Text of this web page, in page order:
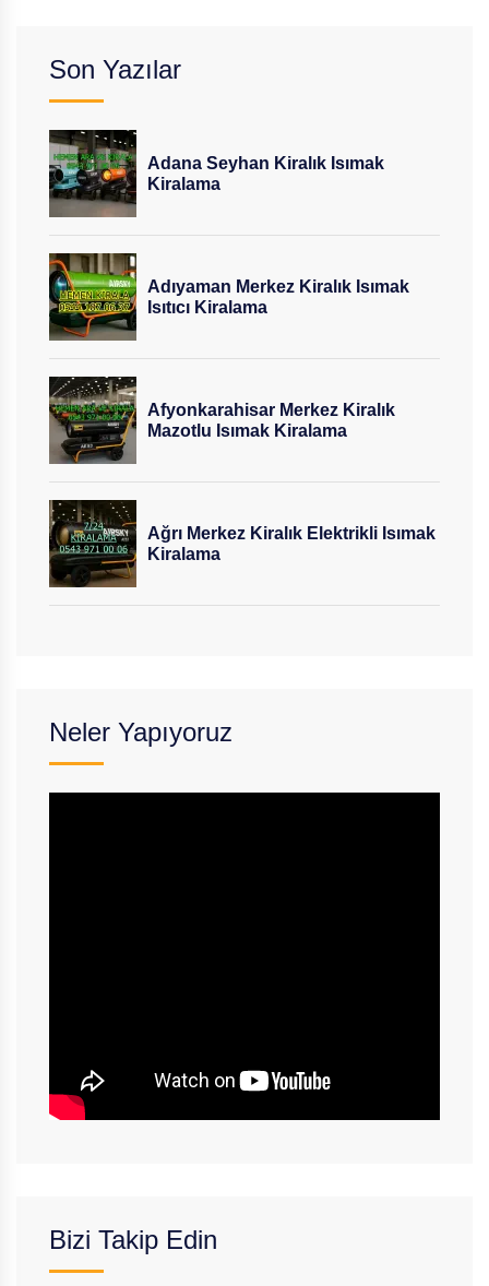
Son Yazılar
Adana Seyhan Kiralık Isımak
Kiralama
Adıyaman Merkez Kiralık Isımak
Isıtıcı Kiralama
Afyonkarahisar Merkez Kiralık
Mazotlu Isımak Kiralama
Ağrı Merkez Kiralık Elektrikli Isımak
Kiralama
Neler Yapıyoruz
Bizi Takip Edin